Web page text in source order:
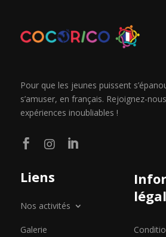
Pour que les jeunes puissent
s’amuser, en français. Rejoignez-
expériences inoubliables !
  
Liens
Nos activités
Galerie